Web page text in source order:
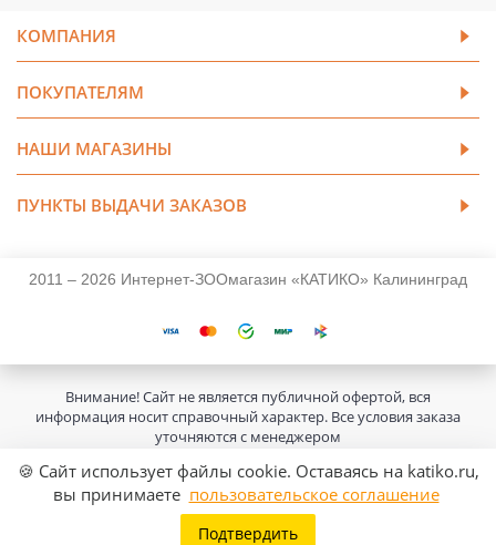
КОМПАНИЯ
ПОКУПАТЕЛЯМ
НАШИ МАГАЗИНЫ
ПУНКТЫ ВЫДАЧИ ЗАКАЗОВ
2011 – 2026 Интернет-ЗООмагазин «КАТИКО» Калининград
🍪 Сайт использует файлы cookie. Оставаясь на katiko.ru,
вы принимаете пользовательское соглашение
Подтвердить
Внимание! Сайт не является публичной офертой, вся
информация носит справочный характер. Все условия заказа
уточняются с менеджером